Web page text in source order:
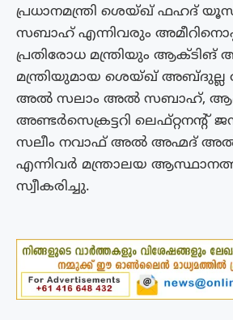
പ്രധാനമന്ത്രി ശെയ്ഖ് ഫഹദ്
സബാഹ് എന്നിവരും
പ്രതിരോധ മന്ത്രിയും ആക്ടിങ്
മന്ത്രിയുമായ ശെയ്ഖ്
അൽ സലാം അൽ സബാഹ്,
അണ്ടർസെക്രട്ടറി
സലീം നവാഫ് അൽ അഹ്മദ്
എന്നിവർ മന്ത്രാലയ
സ്വീകരിച്ചു.